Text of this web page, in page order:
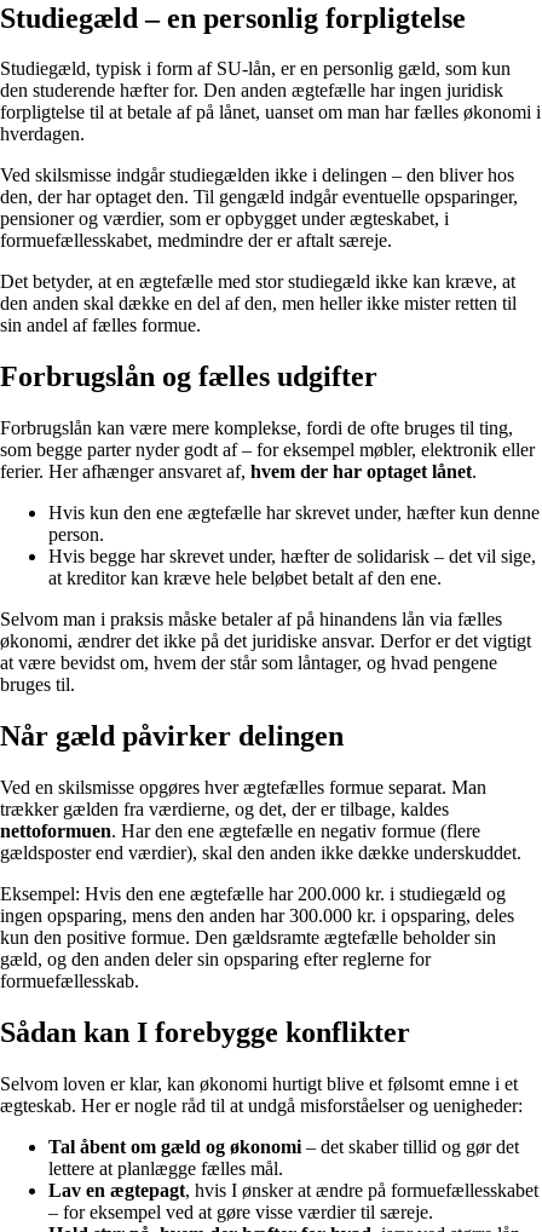
Studiegæld – en personlig forpligtelse
Studiegæld, typisk i form af SU-lån, er en personlig gæld, som kun
den studerende hæfter for. Den anden ægtefælle har ingen juridisk
forpligtelse til at betale af på lånet, uanset om man har fælles økonomi i
hverdagen.
Ved skilsmisse indgår studiegælden ikke i delingen – den bliver hos
den, der har optaget den. Til gengæld indgår eventuelle opsparinger,
pensioner og værdier, som er opbygget under ægteskabet, i
formuefællesskabet, medmindre der er aftalt særeje.
Det betyder, at en ægtefælle med stor studiegæld ikke kan kræve, at
den anden skal dække en del af den, men heller ikke mister retten til
sin andel af fælles formue.
Forbrugslån og fælles udgifter
Forbrugslån kan være mere komplekse, fordi de ofte bruges til ting,
som begge parter nyder godt af – for eksempel møbler, elektronik eller
ferier. Her afhænger ansvaret af, hvem der har optaget lånet.
Hvis kun den ene ægtefælle har skrevet under, hæfter kun denne
person.
Hvis begge har skrevet under, hæfter de solidarisk – det vil sige,
at kreditor kan kræve hele beløbet betalt af den ene.
Selvom man i praksis måske betaler af på hinandens lån via fælles
økonomi, ændrer det ikke på det juridiske ansvar. Derfor er det vigtigt
at være bevidst om, hvem der står som låntager, og hvad pengene
bruges til.
Når gæld påvirker delingen
Ved en skilsmisse opgøres hver ægtefælles formue separat. Man
trækker gælden fra værdierne, og det, der er tilbage, kaldes
nettoformuen. Har den ene ægtefælle en negativ formue (flere
gældsposter end værdier), skal den anden ikke dække underskuddet.
Eksempel: Hvis den ene ægtefælle har 200.000 kr. i studiegæld og
ingen opsparing, mens den anden har 300.000 kr. i opsparing, deles
kun den positive formue. Den gældsramte ægtefælle beholder sin
gæld, og den anden deler sin opsparing efter reglerne for
formuefællesskab.
Sådan kan I forebygge konflikter
Selvom loven er klar, kan økonomi hurtigt blive et følsomt emne i et
ægteskab. Her er nogle råd til at undgå misforståelser og uenigheder:
Tal åbent om gæld og økonomi – det skaber tillid og gør det
lettere at planlægge fælles mål.
Lav en ægtepagt, hvis I ønsker at ændre på formuefællesskabet
– for eksempel ved at gøre visse værdier til særeje.